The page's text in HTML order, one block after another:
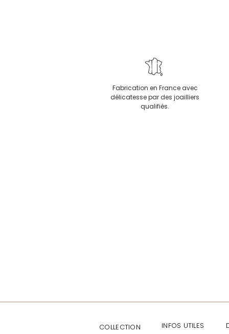
Fabrication en France avec
délicatesse par des joailliers
qualifiés.
COLLECTION INFOS UTILES